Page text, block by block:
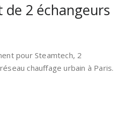
de 2 échangeurs
pour Steamtech, 2
chauffage urbain à Paris.